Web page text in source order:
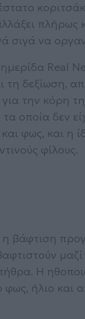
σιγά να
Real
τη δεξίωση,
για την κόρη
οποία δεν
φως, και η
φίλους.
βάφτιση
Η
ήλιο και